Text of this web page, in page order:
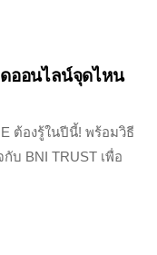
ออนไลน์จุดไหน
ต้องรู้ในปีนี้! พร้อมวิธี
บ BNI TRUST เพื่อ